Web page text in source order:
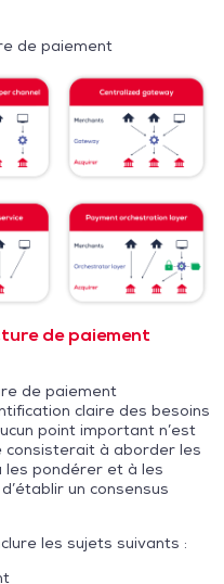
de paiement
de paiement
de paiement
claire des besoins
point important n’est
consisterait à aborder les
les pondérer et à les
un consensus
les sujets suivants :